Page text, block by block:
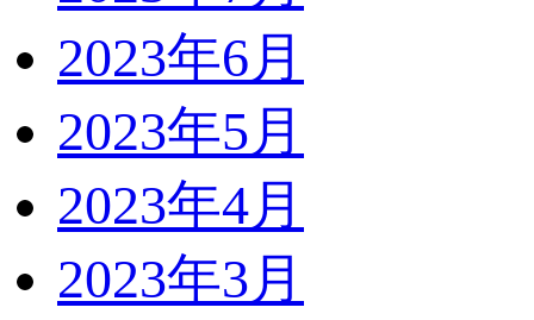
2023年6月
2023年5月
2023年4月
2023年3月